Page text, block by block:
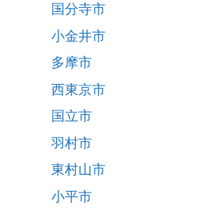
国分寺市
小金井市
多摩市
西東京市
国立市
羽村市
東村山市
小平市